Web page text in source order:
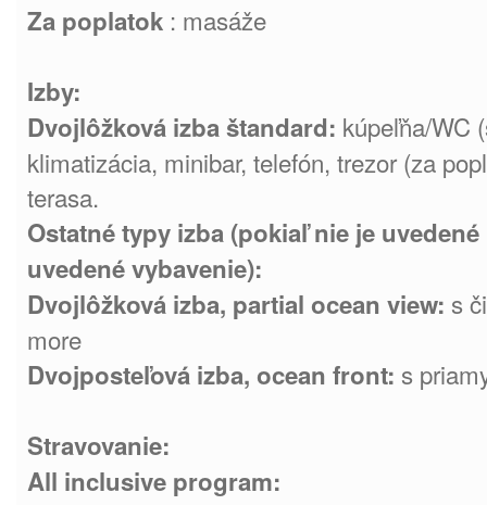
Za poplatok : masáže
Izby:
Dvojlôžková izba štandard: kúpeľňa/WC
klimatizácia, minibar, telefón, trezor (za
terasa.
Ostatné typy izba (pokiaľ nie je
uvedené vybavenie):
Dvojlôžková izba, partial ocean view: s
more
Dvojposteľová izba, ocean front: s
Stravovanie:
All inclusive program: